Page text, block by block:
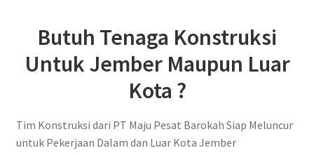
Butuh Tenaga Konstruksi
Untuk Jember Maupun Luar
Kota ?
Tim Konstruksi dari PT Maju Pesat Barokah Siap Meluncur
untuk Pekerjaan Dalam dan Luar Kota Jember